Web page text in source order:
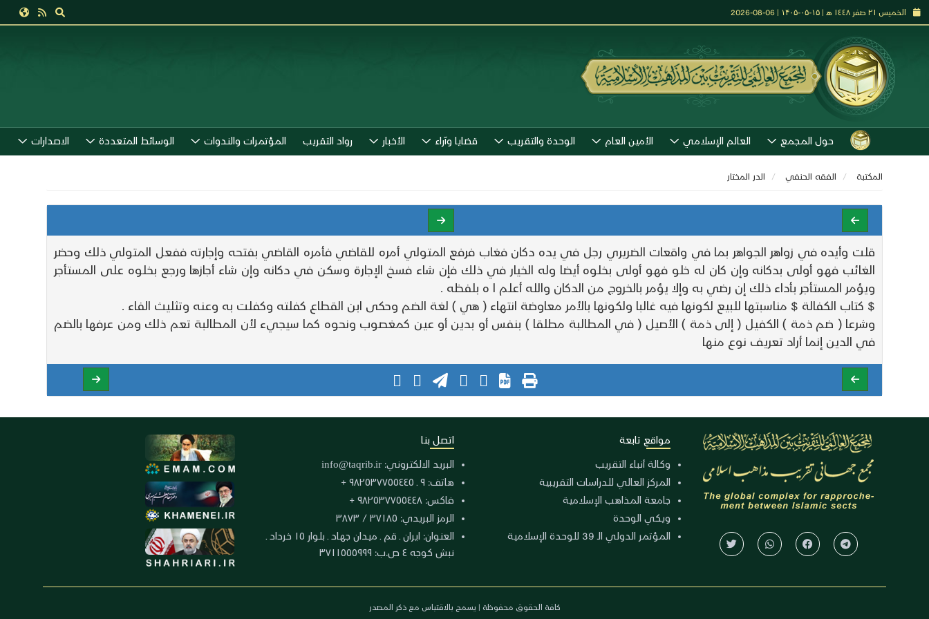
الخميس ٢١ صفر ١٤٤٨ هـ | ۱۵-۰۵-۱۴۰۵ | 06-08-2026
حول المجمع العالم الإسلامي الأمين العام الوحدة والتقريب قضايا وآراء الأخبار رواد التقريب المؤتمرات والندوات الوسائط المتعددة الاصدارات
المكتبة الفقه الحنفي الدر المختار
قلت وأيده في زواهر الجواهر بما في واقعات الضريري رجل في يده دكان فغاب فرفع المتولي أمره للقاضي فأمره القاضي بفتحه وإجارته ففعل المتولي ذلك وحضر
الغائب فهو أولى بدكانه وإن كان له خلو فهو أولى بخلوه أيضا وله الخيار في ذلك فإن شاء فسخ الإجارة وسكن في دكانه وإن شاء أجازها ورجع بخلوه على المستأجر
ويؤمر المستأجر بأداء ذلك إن رضي به وإلا يؤمر بالخروج من الدكان والله أعلم ا ه بلفظه .
$ كتاب الكفالة $ مناسبتها للبيع لكونها فيه غالبا ولكونها بالأمر معاوضة انتهاء ( هي ) لغة الضم وحكى ابن القطاع كفلته وكفلت به وعنه وتثليث الفاء .
وشرعا ( ضم ذمة ) الكفيل ( إلى ذمة ) الأصيل ( في المطالبة مطلقا ) بنفس أو بدين أو عين كمغصوب ونحوه كما سيجيء لأن المطالبة تعم ذلك ومن عرفها بالضم
في الدين إنما أراد تعريف نوع منها
مواقع تابعة
وكالة أنباء التقريب
المركز العالي للدراسات التقريبية
جامعة المذاهب الإسلامية
ويكي الوحدة
المؤتمر الدولي الـ 39 للوحدة الإسلامية
اتصل بنا
البريد الالكتروني: info@taqrib.ir
هاتف: ٩ ـ ٩٨٢٥٣٧٧٥٥٤٤٥ +
فاكس: ٩٨٢٥٣٧٧٥٥٤٤٨ +
الرمز البريدي: ٣٧١٨٥ / ٣٨٧٣
العنوان: ايران ـ قم ـ ميدان جهاد ـ بلوار ١٥ خرداد ـ
نبش كوجه ٤ ص.ب: ٣٧١١٥٥٥٩٩٩
كافة الحقوق محفوظة | يسمح بالاقتباس مع ذكر المصدر